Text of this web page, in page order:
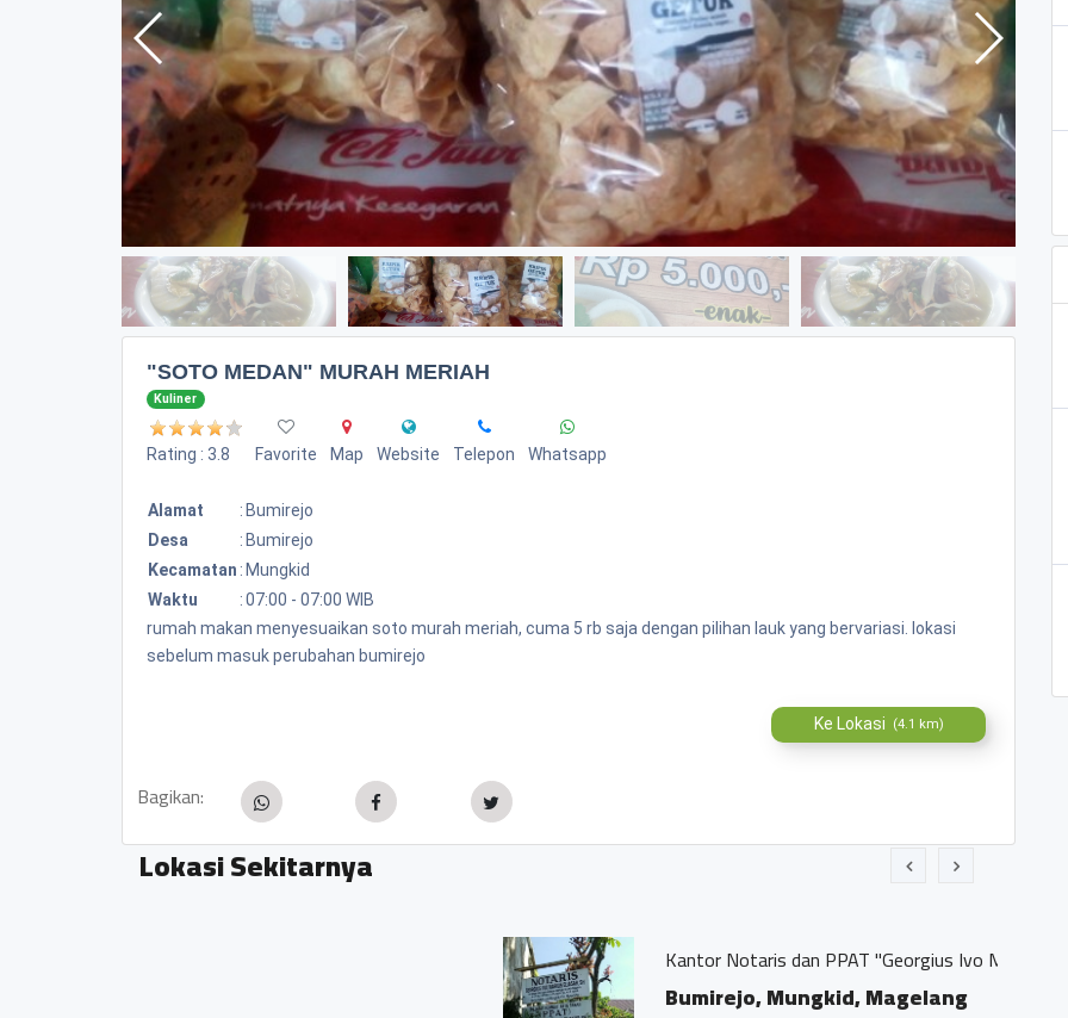
"SOTO MEDAN" MURAH MERIAH
Kuliner
Rating : 3.8 Favorite Map Website Telepon Whatsapp
Alamat : Bumirejo
Desa
: Bumirejo
Kecamatan : Mungkid
Waktu
:07:00 - 07:00 WIB
rumah makan menyesuaikan soto murah meriah, cuma 5 rb saja dengan pilihan lauk yang bervariasi. lokasi
sebelum masuk perubahan bumirejo
Ke Lokasi (4.1 km)
Bagikan:
Lokasi Sekitarnya
Kantor Notaris dan PPAT "Georgius Ivo Marius, SH"
Bumirejo, Mungkid, Magelang